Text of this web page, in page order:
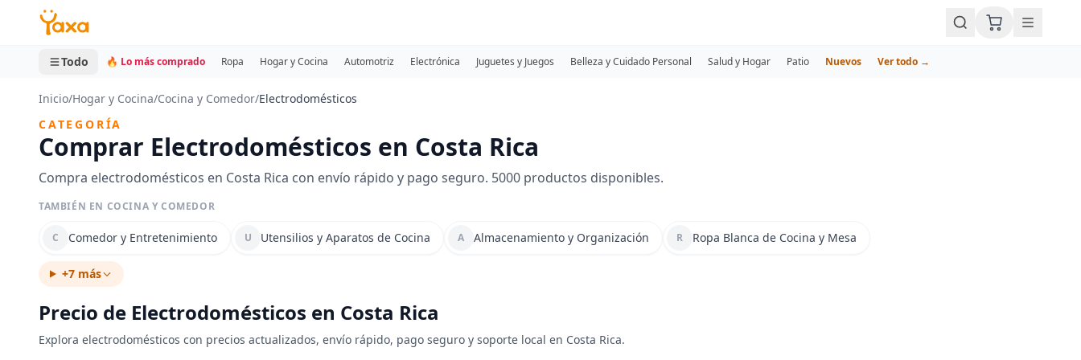
MINI CARRITO
0 productos
Todo 🔥 Lo más comprado Ropa Hogar y Cocina Automotriz Electrónica Juguetes y Juegos Belleza y Cuidado Personal Salud y Hogar Patio Nuevos Ver todo →
Inicio/Hogar y Cocina/Cocina y Comedor/Electrodomésticos
CATEGORÍA
Comprar Electrodomésticos en Costa Rica
Compra electrodomésticos en Costa Rica con envío rápido y pago seguro. 5000 productos disponibles.
TAMBIÉN EN COCINA Y COMEDOR
C Comedor y Entretenimiento U Utensilios y Aparatos de Cocina A Almacenamiento y Organización R Ropa Blanca de Cocina y Mesa
+7 más
Precio de Electrodomésticos en Costa Rica
Explora electrodomésticos con precios actualizados, envío rápido, pago seguro y soporte local en Costa Rica.